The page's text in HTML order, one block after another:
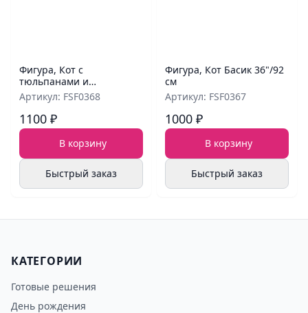
Фигура, Кот с
тюльпанами и
шампанским 46"/117 см
Артикул: FSF0368
1100 ₽
В корзину
Быстрый заказ
Фигура, Кот Басик 36"/92
см
Артикул: FSF0367
1000 ₽
В корзину
Быстрый заказ
КАТЕГОРИИ
Готовые решения
День рождения